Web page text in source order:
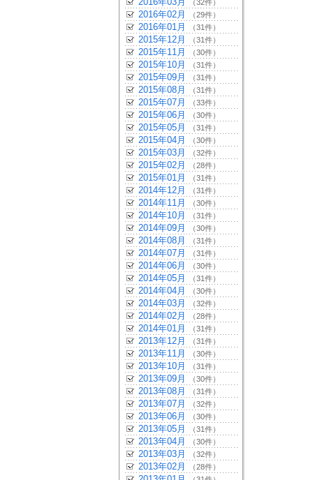
（32件）
2016年02月 （29件）
2016年01月 （31件）
2015年12月 （31件）
2015年11月 （30件）
2015年10月 （31件）
2015年09月 （31件）
2015年08月 （31件）
2015年07月 （33件）
2015年06月 （30件）
2015年05月 （31件）
2015年04月 （30件）
2015年03月 （32件）
2015年02月 （28件）
2015年01月 （31件）
2014年12月 （31件）
2014年11月 （30件）
2014年10月 （31件）
2014年09月 （30件）
2014年08月 （31件）
2014年07月 （31件）
2014年06月 （30件）
2014年05月 （31件）
2014年04月 （30件）
2014年03月 （32件）
2014年02月 （28件）
2014年01月 （31件）
2013年12月 （31件）
2013年11月 （30件）
2013年10月 （31件）
2013年09月 （30件）
2013年08月 （31件）
2013年07月 （32件）
2013年06月 （30件）
2013年05月 （31件）
2013年04月 （30件）
2013年03月 （32件）
2013年02月 （28件）